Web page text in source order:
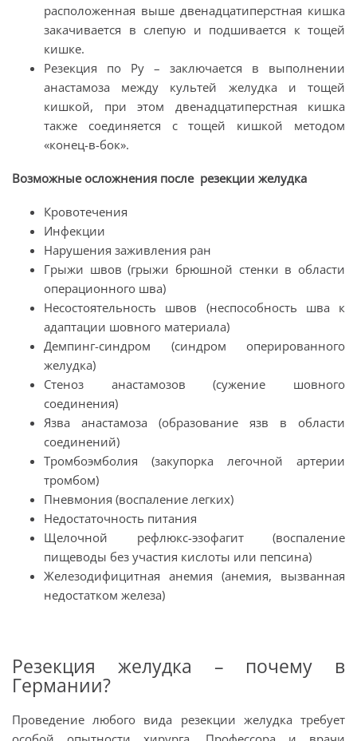
расположенная выше двенадцатиперстная кишка
закачивается в слепую и подшивается к тощей
кишке.
Резекция по Ру – заключается в выполнении
анастамоза между культей желудка и тощей
кишкой, при этом двенадцатиперстная кишка
также соединяется с тощей кишкой методом
«конец-в-бок».
Возможные осложнения после резекции желудка
Кровотечения
Инфекции
Нарушения заживления ран
Грыжи швов (грыжи брюшной стенки в области
операционного шва)
Несостоятельность швов (неспособность шва к
адаптации шовного материала)
Демпинг-синдром (синдром оперированного
желудка)
Стеноз анастамозов (сужение шовного
соединения)
Язва анастамоза (образование язв в области
соединений)
Тромбоэмболия (закупорка легочной артерии
тромбом)
Пневмония (воспаление легких)
Недостаточность питания
Щелочной рефлюкс-эзофагит (воспаление
пищеводы без участия кислоты или пепсина)
Железодифицитная анемия (анемия, вызванная
недостатком железа)
Резекция желудка – почему в
Германии?
Проведение любого вида резекции желудка требует